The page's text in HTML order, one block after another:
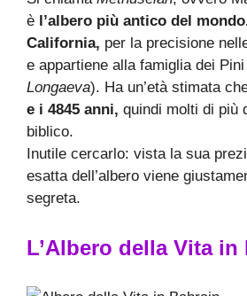
è l’albero più antico del
California, per la precisione
e appartiene alla famiglia dei
Longaeva). Ha un’età stimata
e i 4845 anni, quindi molti di più
biblico.
Inutile cercarlo: vista la sua
esatta dell’albero viene
segreta.
L’Albero della Vita in